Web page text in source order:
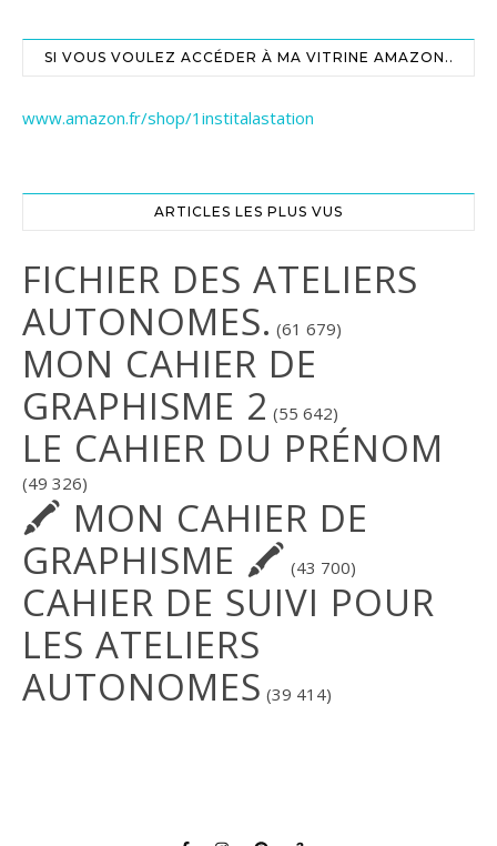
SI VOUS VOULEZ ACCÉDER À MA VITRINE AMAZON..
www.amazon.fr/shop/1institalastation
ARTICLES LES PLUS VUS
FICHIER DES ATELIERS
AUTONOMES. (61 679)
MON CAHIER DE
GRAPHISME 2 (55 642)
LE CAHIER DU PRÉNOM
(49 326)
🖍 MON CAHIER DE
GRAPHISME 🖍 (43 700)
CAHIER DE SUIVI POUR
LES ATELIERS
AUTONOMES (39 414)